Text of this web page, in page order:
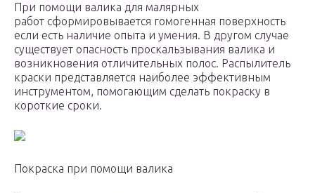
При помощи валика для малярных
работ сформировывается гомогенная поверхность
если есть наличие опыта и умения. В другом случае
существует опасность проскальзывания валика и
возникновения отличительных полос. Распылитель
краски представляется наиболее эффективным
инструментом, помогающим сделать покраску в
короткие сроки.
Покраска при помощи валика